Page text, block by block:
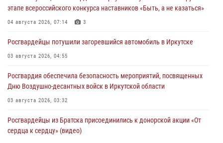
этапе всероссийского конкурса наставников «Быть, а не казаться»
04 августа 2026, 07:14 3
Росгвардейцы потушили загоревшийся автомобиль в Иркутске
03 августа 2026, 04:55
Росгвардия обеспечила безопасность мероприятий, посвященных
Дню Воздушно-десантных войск в Иркутской области
03 августа 2026, 03:32
Росгвардейцы из Братска присоединились к донорской акции «От
сердца к сердцу» (видео)